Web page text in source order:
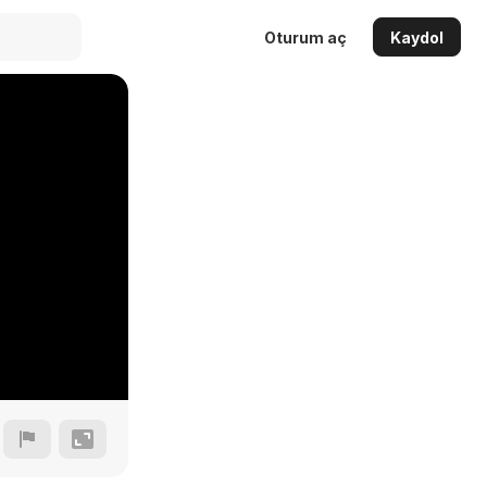
Oturum aç Kaydol